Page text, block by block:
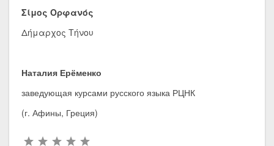
Σίμος Ορφανός
Δήμαρχος Τήνου
Наталия Ерёменко
заведующая курсами русского языка РЦНК
(г. Афины, Греция)